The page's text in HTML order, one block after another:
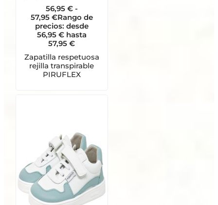
56,95 € -
57,95 €Rango de
precios: desde
56,95 € hasta
57,95 €
Zapatilla respetuosa
rejilla transpirable
PIRUFLEX